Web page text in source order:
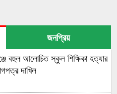
জনপ্রিয়
বহুল আলোচিত স্কুল শিক্ষিকা হত্যার
দাখিল